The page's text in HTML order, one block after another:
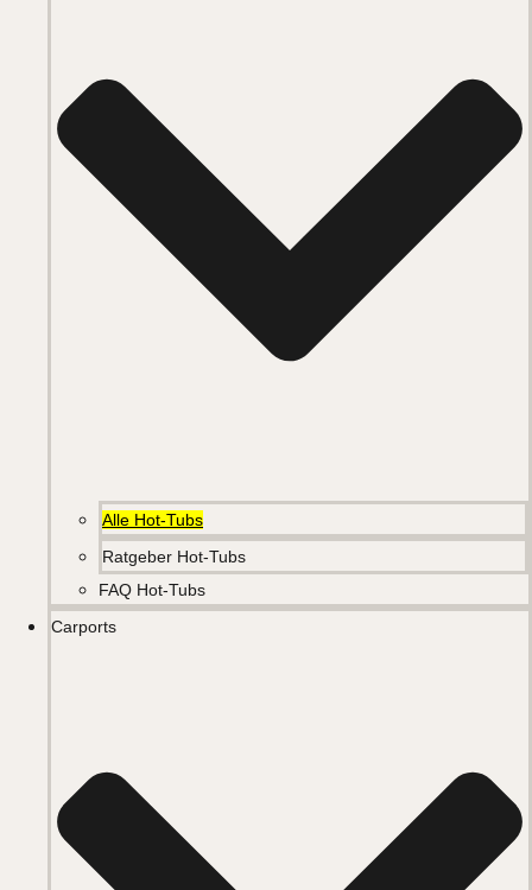
Alle Hot-Tubs
Ratgeber Hot-Tubs
FAQ Hot-Tubs
Carports